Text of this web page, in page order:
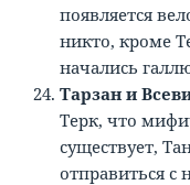
появляется
никто, кроме
начались
Тарзан и
Терк, что
существует,
отправиться с